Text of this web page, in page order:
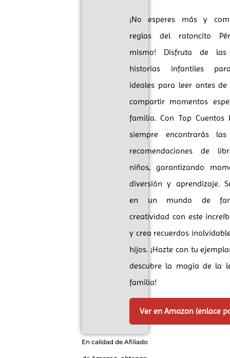
¡No esperes más y
reglas del ratoncito
mismo! Disfruta de las
historias infantiles
ideales para leer antes
compartir momentos
familia. Con Top Cuentos
siempre encontrarás
recomendaciones de
niños, garantizando
diversión y aprendizaje.
en un mundo de
creatividad con este
y crea recuerdos
hijos. ¡Hazte con tu
descubre la magia de la
familia!
Ver en Amazon (enlace
En calidad de Afiliado